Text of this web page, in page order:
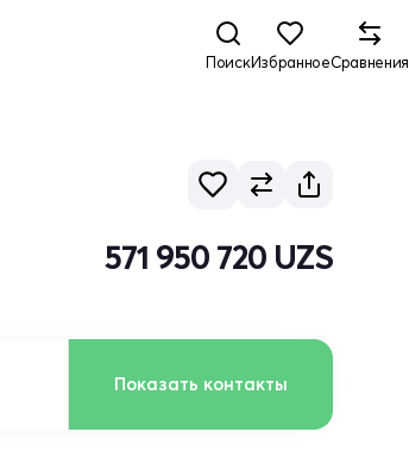
ПоискИзбранноеСравнения
571 950 720 UZS
Показать контакты